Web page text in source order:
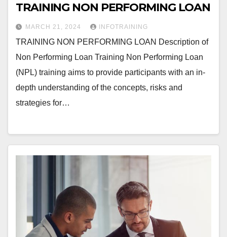
TRAINING NON PERFORMING LOAN
MARCH 21, 2024 INFOTRAINING
TRAINING NON PERFORMING LOAN Description of
Non Performing Loan Training Non Performing Loan
(NPL) training aims to provide participants with an in-
depth understanding of the concepts, risks and
strategies for…